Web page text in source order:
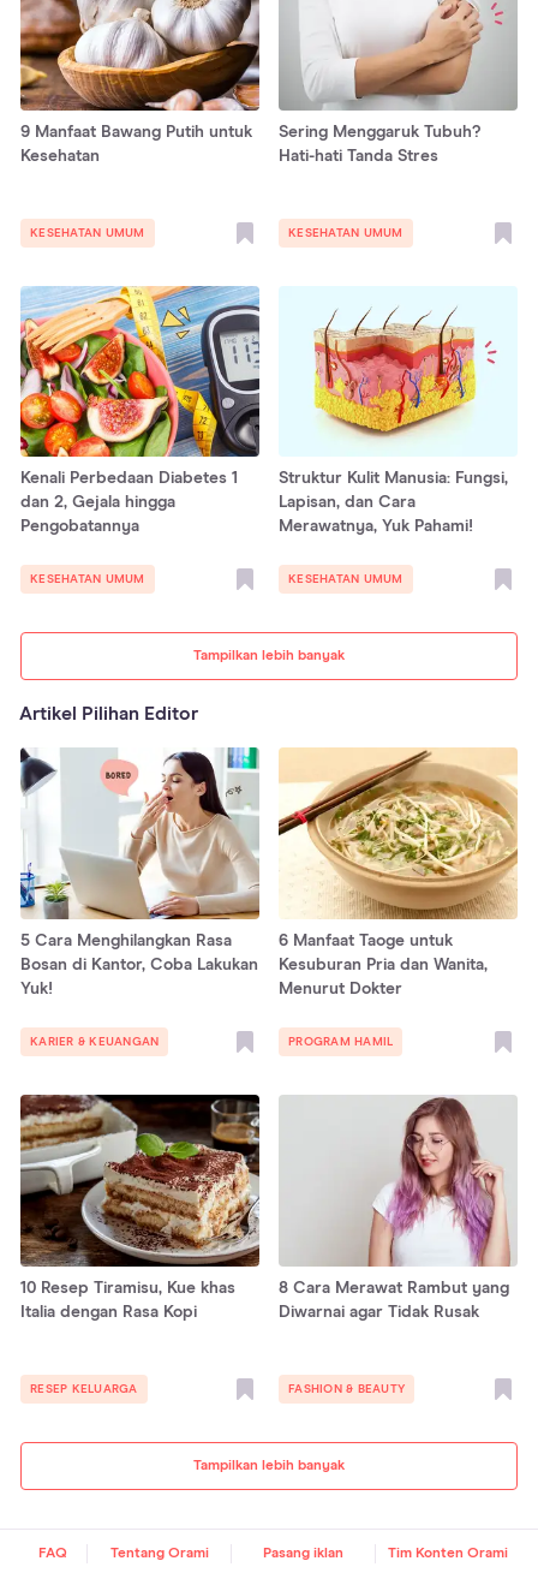
Tampilkan lebih banyak
9 Manfaat Bawang Putih untuk
Kesehatan
KESEHATAN UMUM
Sering Menggaruk Tubuh?
Hati-hati Tanda Stres
KESEHATAN UMUM
Kenali Perbedaan Diabetes 1
dan 2, Gejala hingga
Pengobatannya
KESEHATAN UMUM
Struktur Kulit Manusia: Fungsi,
Lapisan, dan Cara
Merawatnya, Yuk Pahami!
KESEHATAN UMUM
Artikel Pilihan Editor
Tampilkan lebih banyak
5 Cara Menghilangkan Rasa
Bosan di Kantor, Coba Lakukan
Yuk!
KARIER & KEUANGAN
6 Manfaat Taoge untuk
Kesuburan Pria dan Wanita,
Menurut Dokter
PROGRAM HAMIL
10 Resep Tiramisu, Kue khas
Italia dengan Rasa Kopi
RESEP KELUARGA
8 Cara Merawat Rambut yang
Diwarnai agar Tidak Rusak
FASHION & BEAUTY
FAQ Tentang Orami Pasang iklan Tim Konten Orami